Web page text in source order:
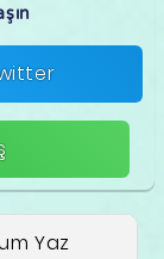
Yaz